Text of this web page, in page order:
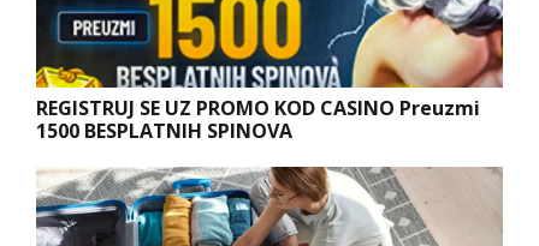
REGISTRUJ SE UZ PROMO KOD CASINO Preuzmi
1500 BESPLATNIH SPINOVA